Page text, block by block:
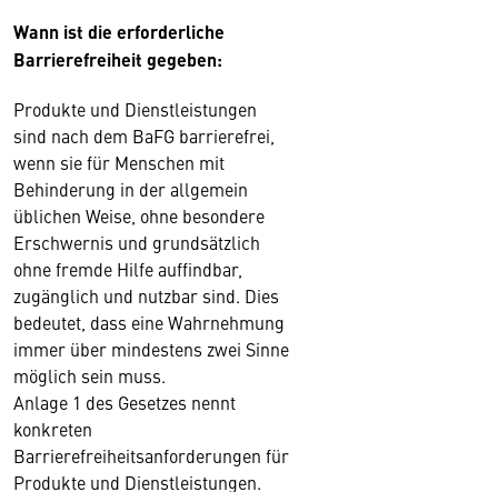
Wann ist die erforderliche
Barrierefreiheit gegeben:
Produkte und Dienstleistungen
sind nach dem BaFG barrierefrei,
wenn sie für Menschen mit
Behinderung in der allgemein
üblichen Weise, ohne besondere
Erschwernis und grundsätzlich
ohne fremde Hilfe auffindbar,
zugänglich und nutzbar sind. Dies
bedeutet, dass eine Wahrnehmung
immer über mindestens zwei Sinne
möglich sein muss.
Anlage 1 des Gesetzes nennt
konkreten
Barrierefreiheitsanforderungen für
Produkte und Dienstleistungen.